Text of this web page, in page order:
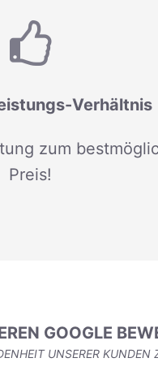
Verhältnis
zum
Preis!
GOOGLE
UNSERER KUNDEN